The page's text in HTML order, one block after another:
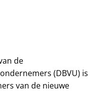
de
(DBVU) is
van de nieuwe